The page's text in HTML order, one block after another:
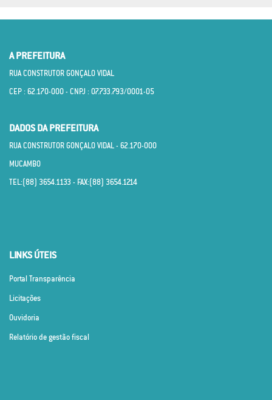
A PREFEITURA
RUA CONSTRUTOR GONÇALO VIDAL
CEP : 62.170­-000 - CNPJ : 07.733.793/0001­-05
DADOS DA PREFEITURA
RUA CONSTRUTOR GONÇALO VIDAL - 62.170­-000
MUCAMBO
TEL:(88) 3654.1133 - FAX:(88) 3654.1214
LINKS ÚTEIS
Portal Transparência
Licitações
Ouvidoria
Relatório de gestão fiscal